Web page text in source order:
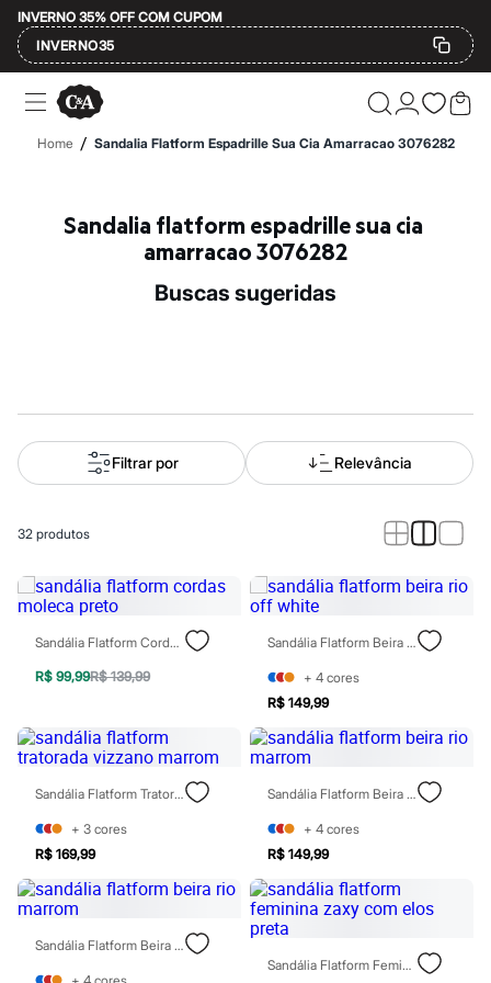
INVERNO 35% OFF COM CUPOM
INVERNO35
Ofertas
Compre por Departamento
Feminino
Masculino
Mindse7
Plus Size
Novidades
Roupas
Blusas e Camisetas
Básicos
Jeans
Saias
Shorts e Bermudas
Vestidos
Acessórios
Bolsas
Bonés e Chapéus
Óculos
Relógios
Calçados
Botas
Rasteirinhas
Sandálias
Tênis
Marcas
Clock House
Mindset
Home / Sandalia Flatform Espadrille Sua Cia Amarracao 3076282
Sandalia flatform espadrille sua cia
amarracao 3076282
buscas sugeridas
Filtrar por Relevância
32 produtos
Sandália Flatform Cordas Moleca Preto
R$ 99,99R$ 139,99
Sandália Flatform Beira Rio Off White
+ 4 cores
R$ 149,99
Sandália Flatform Tratorada Vizzano Marrom
+ 3 cores
R$ 169,99
Sandália Flatform Beira Rio Marrom
+ 4 cores
R$ 149,99
Sandália Flatform Beira Rio Marrom
Sandália Flatform Feminina Zaxy Com Elos Preta